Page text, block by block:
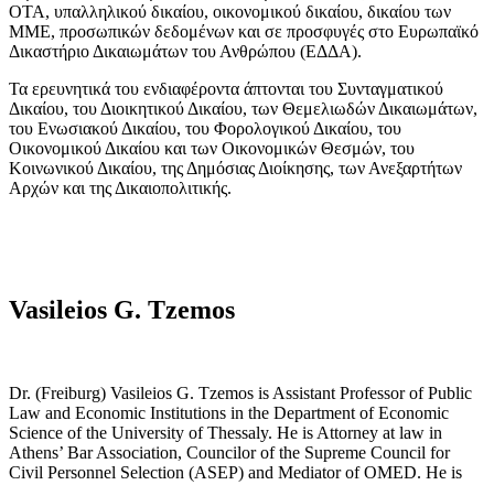
ΟΤΑ, υπαλληλικού δικαίου, οικονομικού δικαίου, δικαίου των
ΜΜΕ, προσωπικών δεδομένων και σε προσφυγές στο Ευρωπαϊκό
Δικαστήριο Δικαιωμάτων του Ανθρώπου (ΕΔΔΑ).
Τα ερευνητικά του ενδιαφέροντα άπτονται του Συνταγματικού
Δικαίου, του Διοικητικού Δικαίου, των Θεμελιωδών Δικαιωμάτων,
του Ενωσιακού Δικαίου, του Φορολογικού Δικαίου, του
Οικονομικού Δικαίου και των Οικονομικών Θεσμών, του
Κοινωνικού Δικαίου, της Δημόσιας Διοίκησης, των Ανεξαρτήτων
Αρχών και της Δικαιοπολιτικής.
Vasileios G. Tzemos
Dr. (Freiburg) Vasileios G. Tzemos is Assistant Professor of Public
Law and Economic Institutions in the Department of Economic
Science of the University of Thessaly. He is Attorney at law in
Athens’ Bar Association, Councilor of the Supreme Council for
Civil Personnel Selection (ASEP) and Mediator of OMED. He is